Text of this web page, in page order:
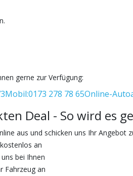
gerne zur Verfügung:
Mobil:0173 278 78 65Online-
Deal - So wird es
aus und schicken uns Ihr Angebot
an
bei Ihnen
Fahrzeug an